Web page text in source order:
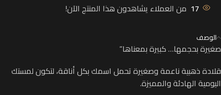
17 من العملاء يشاهدون هذا المنتج الآن!
الوصف
صغيرة بحجمها… كبيرة بمعناها”
قلادة ذهبية ناعمة وصغيرة تحمل اسمك بكل أناقة، لتكون لمستك
اليومية الهادئة والمميزة.